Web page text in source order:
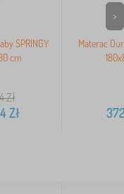
SPRINGY
cm
Zł
Zł
Materac
>